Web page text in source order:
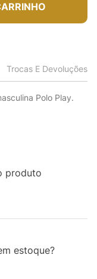
Trocas E Devoluções
Polo Play.
produto
estoque?